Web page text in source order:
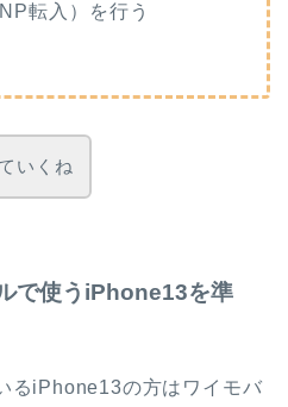
転入）を行う
いくね
で使うiPhone13を準
るiPhone13の方はワイモバ